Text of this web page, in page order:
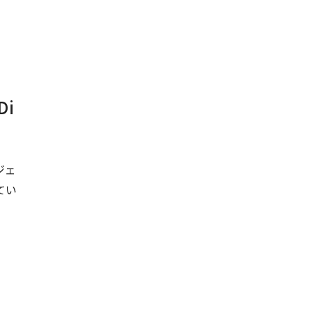
い